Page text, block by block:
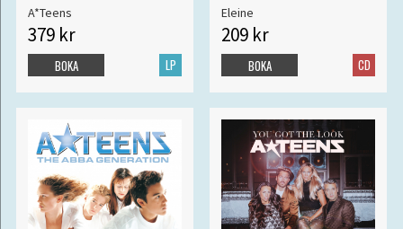
A*Teens
379 kr
LP
BOKA
Eleine
209 kr
CD
BOKA